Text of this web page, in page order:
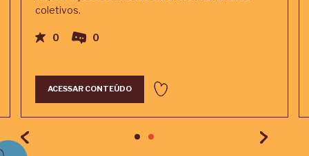
coletivos.
0 0
ACESSAR CONTEÚDO